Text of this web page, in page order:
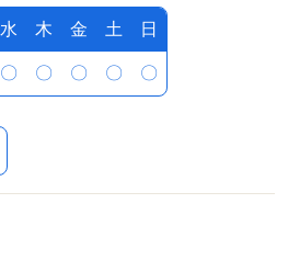
水 木 金 土 日
〇 〇 〇 〇 〇